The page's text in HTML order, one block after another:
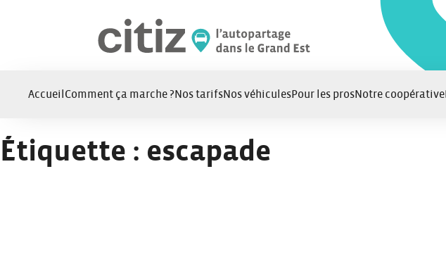
Accueil Comment ça marche ? Nos tarifsNos véhiculesPour les prosNotre coopérative
Étiquette : escapade